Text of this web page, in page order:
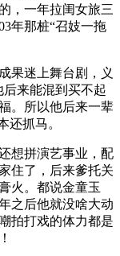
，一年拉闺女旅三
年那桩“召妓一拖
迷上舞台剧，义
来能混到买不起
。所以他后来一辈
还抓马。
想拼演艺事业，配
住了，后来爹托关
火。都说金童玉
之后他就没啥大动
拍打戏的体力都是